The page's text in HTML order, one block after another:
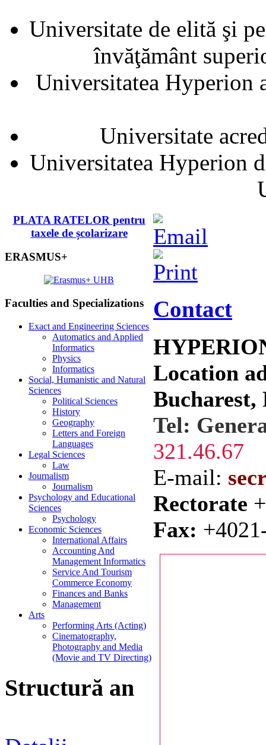
Universitate de elită şi
învăţământ
Universitatea Hyperion
Universitate
Universitatea Hyperion
Contact
Location
Bucharest,
Tel:
321.46.67
E-mail:
Rectorate
Fax:
PLATA RATELOR pentru
taxele de școlarizare
ERASMUS+
Faculties and Specializations
Exact and Engineering Sciences
Automatics and Applied
Informatics
Physics
Informatics
Social, Humanistic and Natural
Sciences
Political Sciences
History
Geography
Letters and Foreign
Languages
Legal Sciences
Law
Journalism
Journalism
Psychology and Educational
Sciences
Psychology
Economic Sciences
International Affairs
Accounting And
Management Informatics
Service And Tourism
Commerce Economy
Finances and Banks
Management
Arts
Performing Arts (Acting)
Cinematography,
Photography and Media
(Movie and TV Directing)
Structură an